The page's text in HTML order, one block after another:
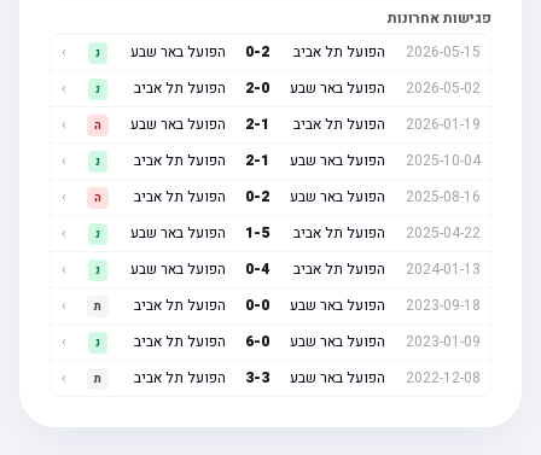
פגישות אחרונות
2026-05-15
הפועל תל אביב 0 הפועל באר שבע
2026-05-02
הפועל באר שבע 2 הפועל תל אביב
2026-01-19
הפועל תל אביב 2 הפועל באר שבע
2025-10-04
הפועל באר שבע 2 הפועל תל אביב
2025-08-16
הפועל באר שבע 0 הפועל תל אביב
2025-04-22
הפועל תל אביב 1- הפועל באר שבע
2024-01-13
הפועל תל אביב 0 הפועל באר שבע
2023-09-18
הפועל באר שבע 0 הפועל תל אביב
2023-01-09
הפועל באר שבע 6 הפועל תל אביב
2022-12-08
הפועל באר שבע 3 הפועל תל אביב